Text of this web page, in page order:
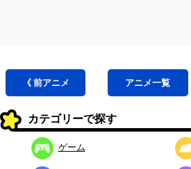
《 前アニメ アニメ一覧
カテゴリーで探す
ゲーム